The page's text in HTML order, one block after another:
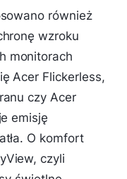
również
wzroku
monitorach
Acer Flickerless,
czy Acer
emisję
O komfort
czyli